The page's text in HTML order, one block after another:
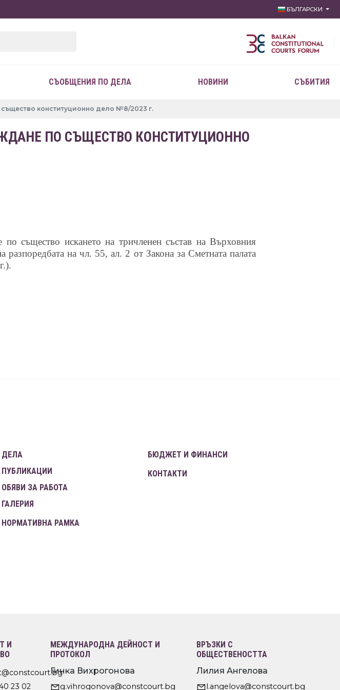
БЪЛГАРСКИ
СЪОБЩЕНИЯ ПО ДЕЛА НОВИНИ СЪБИТИЯ
конституционно дело №8/2023 г.
ПО СЪЩЕСТВО КОНСТИТУЦИОННО
същество искането на тричленен състав на Върховния
разпоредбата на чл. 55, ал. 2 от Закона за Сметната палата
ДЕЛА
ПУБЛИКАЦИИ
ОБЯВИ ЗА РАБОТА
ГАЛЕРИЯ
НОРМАТИВНА РАМКА
БЮДЖЕТ И ФИНАНСИ
КОНТАКТИ
И
23 02
МЕЖДУНАРОДНА ДЕЙНОСТ И
ПРОТОКОЛ
Гинка Вихрогонова
g.vihrogonova@constcourt.bg
ВРЪЗКИ С
ОБЩЕСТВЕНОСТТА
Лилия Ангелова
l.angelova@constcourt.bg